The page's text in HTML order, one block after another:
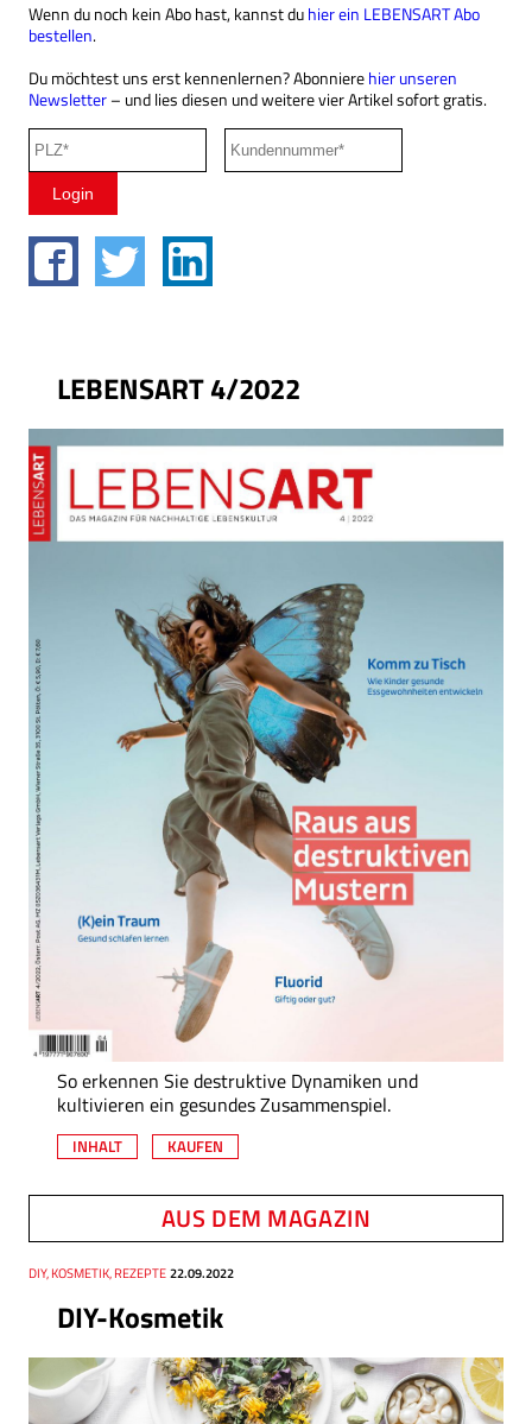
Wenn du noch kein Abo hast, kannst duhier ein LEBENSART Abo
bestellen.
Du möchtest uns erst kennenlernen? Abonnierehier unseren
Newsletter– und lies diesen und weitere vier Artikel sofort gratis.
LEBENSART 4/2022
So erkennen Sie destruktive Dynamiken und
kultivieren ein gesundes Zusammenspiel.
INHALT KAUFEN
AUS DEM MAGAZIN
DIY-Kosmetik
Thema
DIY, KOSMETIK, REZEPTE
Datum 22.09.2022